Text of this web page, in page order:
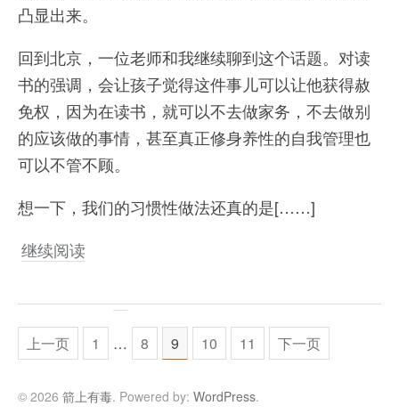
凸显出来。
回到北京，一位老师和我继续聊到这个话题。对读
书的强调，会让孩子觉得这件事儿可以让他获得赦
免权，因为在读书，就可以不去做家务，不去做别
的应该做的事情，甚至真正修身养性的自我管理也
可以不管不顾。
想一下，我们的习惯性做法还真的是[……]
继续阅读
上一页 1 … 8 9 10 11 下一页
© 2026 箭上有毒. Powered by: WordPress.